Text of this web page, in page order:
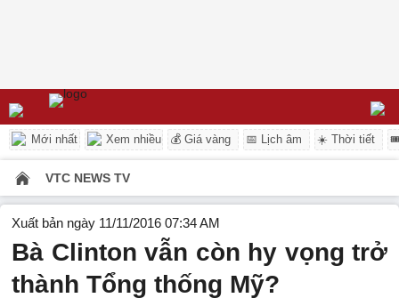
Mới nhất Xem nhiều 💰 Giá vàng 📅 Lịch âm ☀️ Thời tiết
VTC NEWS TV
Xuất bản ngày 11/11/2016 07:34 AM
Bà Clinton vẫn còn hy vọng trở
thành Tổng thống Mỹ?